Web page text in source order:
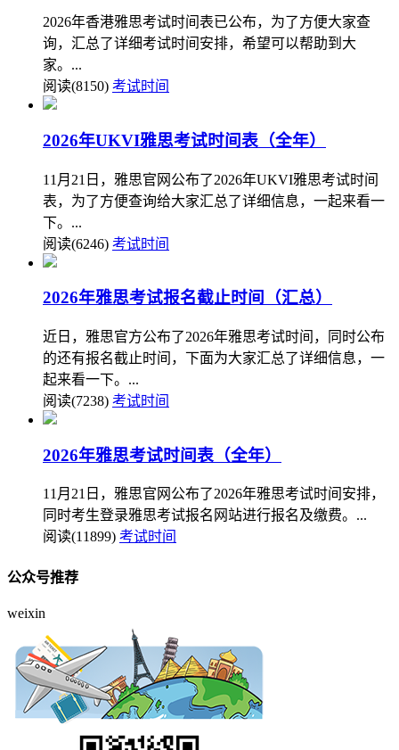
2026年香港雅思考试时间表已公布，为了方便大家查
询，汇总了详细考试时间安排，希望可以帮助到大
家。...
阅读(8150) 考试时间
2026年UKVI雅思考试时间表（全年）
11月21日，雅思官网公布了2026年UKVI雅思考试时间
表，为了方便查询给大家汇总了详细信息，一起来看一
下。...
阅读(6246) 考试时间
2026年雅思考试报名截止时间（汇总）
近日，雅思官方公布了2026年雅思考试时间，同时公布
的还有报名截止时间，下面为大家汇总了详细信息，一
起来看一下。...
阅读(7238) 考试时间
2026年雅思考试时间表（全年）
11月21日，雅思官网公布了2026年雅思考试时间安排，
同时考生登录雅思考试报名网站进行报名及缴费。...
阅读(11899) 考试时间
公众号推荐
weixin